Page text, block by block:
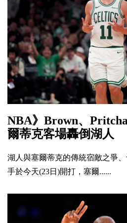
NBA》Brown、
爾蒂克客場轟倒湖人
湖人與塞爾蒂克的傳統宿敵之爭
手於今天(23日)開打，塞爾......